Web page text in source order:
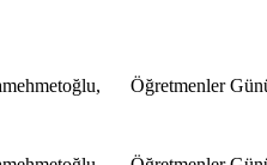
Öğretmenler